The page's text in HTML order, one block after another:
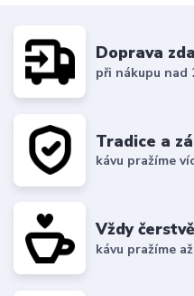
Doprava
při nákupu nad
Tradice a
kávu pražíme
Vždy
kávu pražíme